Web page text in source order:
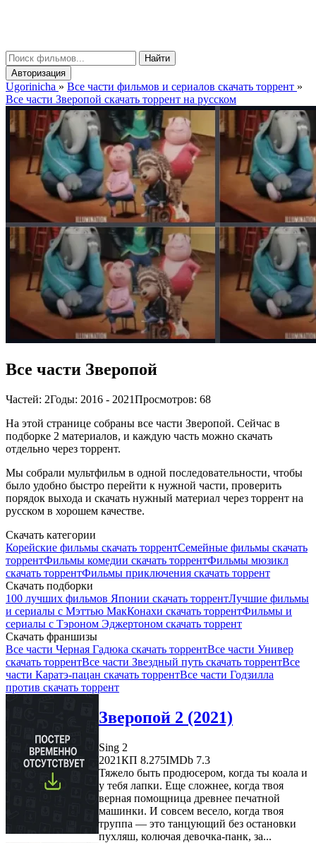
Найти
Авторизация
Ugorinicha » Все части фильмов и сериалов скачать торрент »
Все части Зверопой скачать торрент на русском
Все части Зверопой
Частей: 2Годы: 2016 - 2021Просмотров: 68
На этой странице собраны все части Зверопой. Сейчас в
подборке 2 материалов, и каждую часть можно скачать
отдельно через торрент.
Мы собрали мультфильм в одной последовательности, чтобы
было удобно быстро перейти к нужной части, проверить
порядок выхода и скачать нужный материал через торрент на
русском в хорошем качестве.
Скачать категории
Корейские фильмы скачать торрентСемейные фильмы скачать
торрентФильмы комедии скачать торрентФильмы мюзикл
скачать торрентФильмы приключения скачать торрент
Скачать подборки
100 лучших фильмов Японии скачать торрентЛучшие фильмы
и сериалы с Мэттью МакКонахи скачать торрентФильмы и
сериалы с Тэроном Эджертоном скачать торрент
Скачать франшизы
Все части Черная Гадюка скачать торрентВсе части Универ
скачать торрентВсе части Звездный путь скачать торрентВсе
части Каратэ-пацан скачать торрентВсе части Годзилла
против скачать торрент
Зверопой 2 (2021)
Sing 2
2021КП 8.275IMDb 7.3
Тяжело быть продюсером, когда ты коала и
у тебя лапки. Еще сложнее, когда твоя
верная помощница древнее печатной
машинки. И совсем весело, когда твоя
труппа — это танцующий без остановки
пухляш, колючая девочка-панк, за...